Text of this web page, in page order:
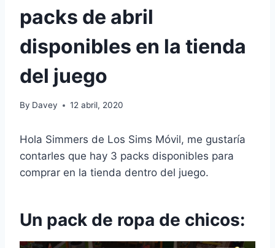
packs de abril
disponibles en la tienda
del juego
By Davey 12 abril, 2020
Hola Simmers de Los Sims Móvil, me gustaría
contarles que hay 3 packs disponibles para
comprar en la tienda dentro del juego.
Un pack de ropa de chicos: